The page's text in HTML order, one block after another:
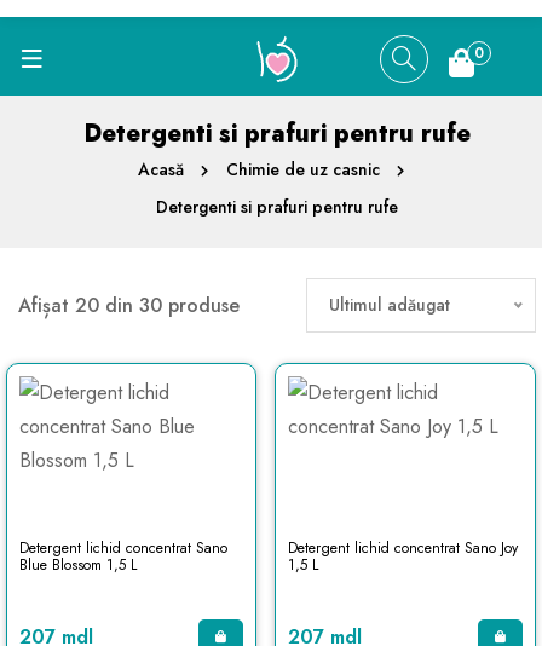
0
Detergenti si prafuri pentru rufe
Acasă
Chimie de uz casnic
Detergenti si prafuri pentru rufe
Afișat 20 din 30 produse Ultimul adăugat
Detergent lichid concentrat Sano
Blue Blossom 1,5 L
207 mdl
Detergent lichid concentrat Sano Joy
1,5 L
207 mdl